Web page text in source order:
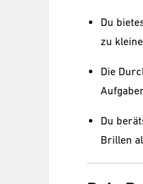
Du
zu
Die
Du
Brillen